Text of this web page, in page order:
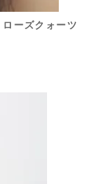
ーズクォーツ